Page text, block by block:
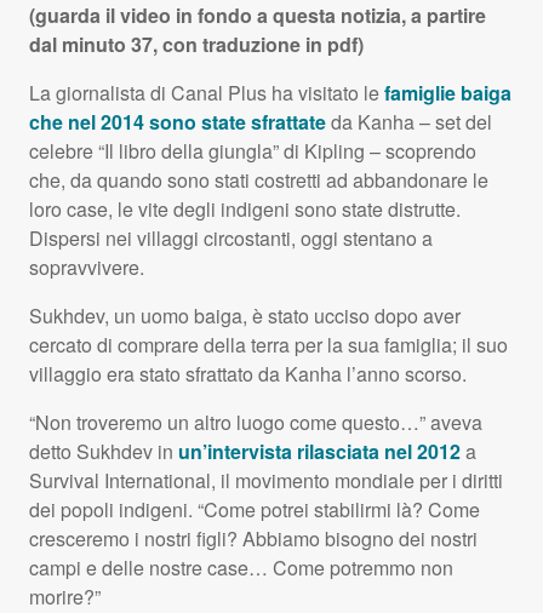
(guarda il video in fondo a questa notizia, a partire
dal minuto 37, con traduzione in pdf)
La giornalista di Canal Plus ha visitato lefamiglie baiga
che nel 2014 sono state sfrattateda Kanha – set del
celebre “Il libro della giungla” di Kipling – scoprendo
che, da quando sono stati costretti ad abbandonare le
loro case, le vite degli indigeni sono state distrutte.
Dispersi nei villaggi circostanti, oggi stentano a
sopravvivere.
Sukhdev, un uomo baiga, è stato ucciso dopo aver
cercato di comprare della terra per la sua famiglia; il suo
villaggio era stato sfrattato da Kanha l’anno scorso.
“Non troveremo un altro luogo come questo…” aveva
detto Sukhdev in un’intervista rilasciata nel 2012a
Survival International, il movimento mondiale per i diritti
dei popoli indigeni. “Come potrei stabilirmi là? Come
cresceremo i nostri figli? Abbiamo bisogno dei nostri
campi e delle nostre case… Come potremmo non
morire?”